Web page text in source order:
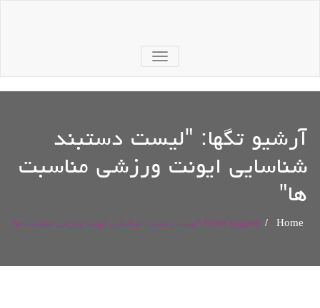
TOGGLE
NAVIGATION
آرشیو تگها: "لیست دستبند
شناسایی ایونت ورزشی مناسبت
ها"
Home
/ Posts tagged "لیست دستبند شناسایی ایونت ورزشی مناسبت ها"